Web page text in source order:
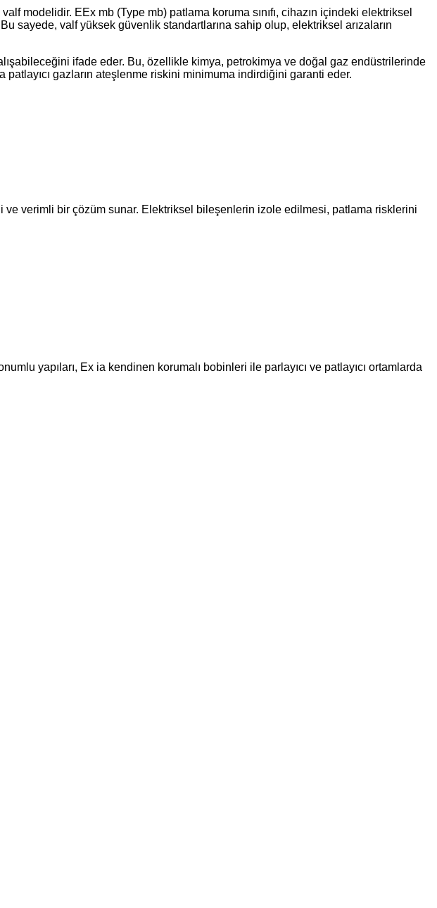
modelidir. EEx mb (Type mb) patlama koruma sınıfı, cihazın içindeki elektriksel
sayede, valf yüksek güvenlik standartlarına sahip olup, elektriksel arızaların
ifade eder. Bu, özellikle kimya, petrokimya ve doğal gaz endüstrilerinde
patlayıcı gazların ateşlenme riskini minimuma indirdiğini garanti eder.
ve verimli bir çözüm sunar. Elektriksel bileşenlerin izole edilmesi, patlama risklerini
yapıları, Ex ia kendinen korumalı bobinleri ile parlayıcı ve patlayıcı ortamlarda